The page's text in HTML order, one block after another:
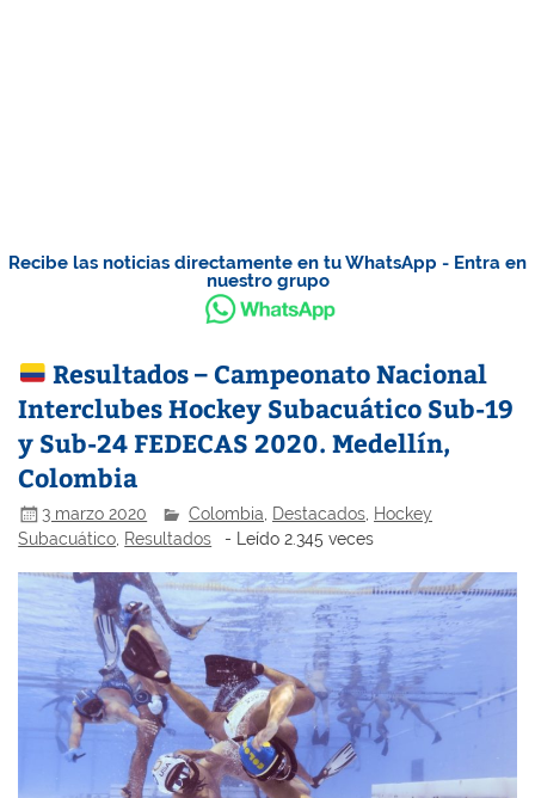
Recibe las noticias directamente en tu WhatsApp - Entra en
nuestro grupo
Resultados – Campeonato Nacional
Interclubes Hockey Subacuático Sub-19
y Sub-24 FEDECAS 2020. Medellín,
Colombia
3 marzo 2020 Colombia Destacados Hockey
Subacuático, Resultados - Leído 2.345 veces